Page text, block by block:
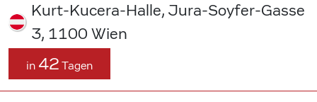
Kurt-Kucera-Halle, Jura-Soyfer-Gasse
3, 1100 Wien
in 42 Tagen